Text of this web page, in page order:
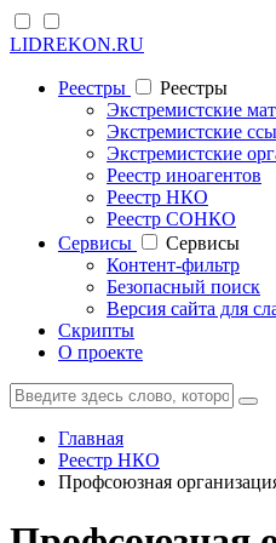
LIDREKON.RU
Реестры
Реестры
Экстремистские
Экстремистские
Экстремистские
Реестр иноагентов
Реестр НКО
Реестр СОНКО
Cервисы
Cервисы
Контент-фильтр
Безопасный поиск
Версия сайта для
Скрипты
О проекте
Главная
Реестр НКО
Профсоюзная